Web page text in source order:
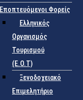
Εποπτευόμενοι Φορείς
Eλληνικός
Οργανισμός
Τουρισμού
(Ε.Ο.Τ)
Ξενοδοχειακό
Επιμελητήριο